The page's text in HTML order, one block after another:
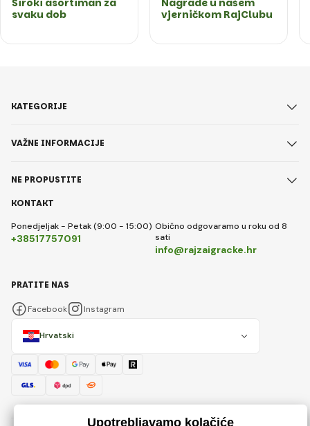
svaku dob
vjerničkom RajClubu
KONTAKT
Ponedjeljak - Petak (9:00 - 15:00)
+38517757091
Obično odgovaramo u roku od 8
sati
info@rajzaigracke.hr
KATEGORIJE
VAŽNE INFORMACIJE
NE PROPUSTITE
Hrvatski
PRATITE NAS
Facebook Instagram